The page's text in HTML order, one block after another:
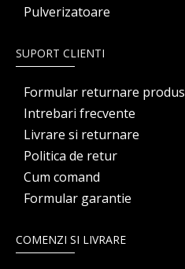
Pulverizatoare
SUPORT CLIENTI
Formular returnare produs
Intrebari frecvente
Livrare si returnare
Politica de retur
Cum comand
Formular garantie
COMENZI SI LIVRARE